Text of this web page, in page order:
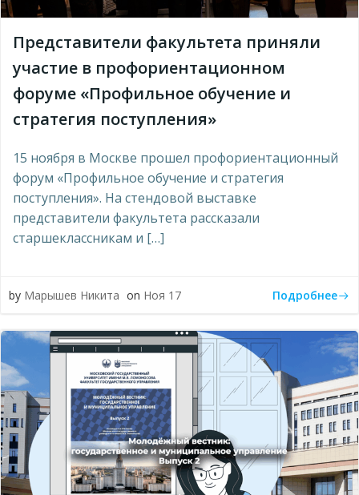
Представители факультета приняли
участие в профориентационном
форуме «Профильное обучение и
стратегия поступления»
15 ноября в Москве прошел профориентационный
форум «Профильное обучение и стратегия
поступления». На стендовой выставке
представители факультета рассказали
старшеклассникам и […]
by Марышев Никита on Ноя 17 Подробнее